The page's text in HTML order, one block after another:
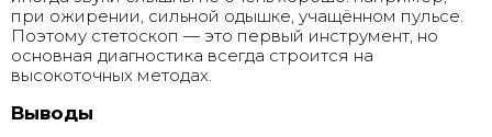
при ожирении, сильной одышке, учащённом пульсе.
Поэтому стетоскоп — это первый инструмент, но
основная диагностика всегда строится на
высокоточных методах.
Выводы